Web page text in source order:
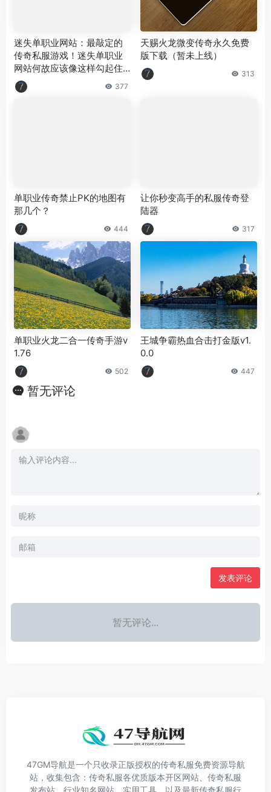
迷失单职业网站：最敲定的
传奇私服游戏！迷失单职业
网站何故应该像这样勾起住
游戏玩家呢？
377
天赐火龙微变传奇永久免费
版下载（暂未上线）
313
单职业传奇禁止PK的地图有
那几个？
444
让你秒变高手的私服传奇登
陆器
317
单职业火龙二合一传奇手游v
1.76
502
王城争霸热血合击打金版v1.
0.0
447
暂无评论
发表评论
暂无评论...
47GM导航是一个只收录正版授权的传奇私服免费资源导航
站，收集包含：传奇私服各优质版本开区网站、传奇私服
发布站，行业知名网站、实用工具，以及最新传奇私服行